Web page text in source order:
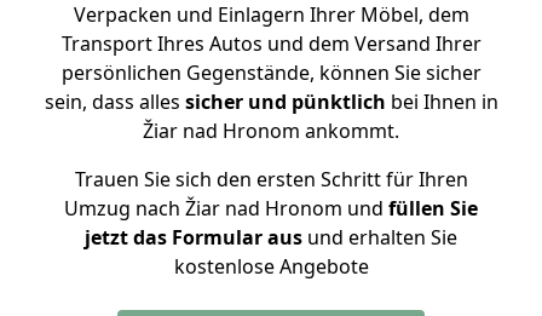
Verpacken und Einlagern Ihrer Möbel, dem
Transport Ihres Autos und dem Versand Ihrer
persönlichen Gegenstände, können Sie sicher
sein, dass alles sicher und pünktlich bei Ihnen in
Žiar nad Hronom ankommt.
Trauen Sie sich den ersten Schritt für Ihren
Umzug nach Žiar nad Hronom und füllen Sie
jetzt das Formular aus und erhalten Sie
kostenlose Angebote